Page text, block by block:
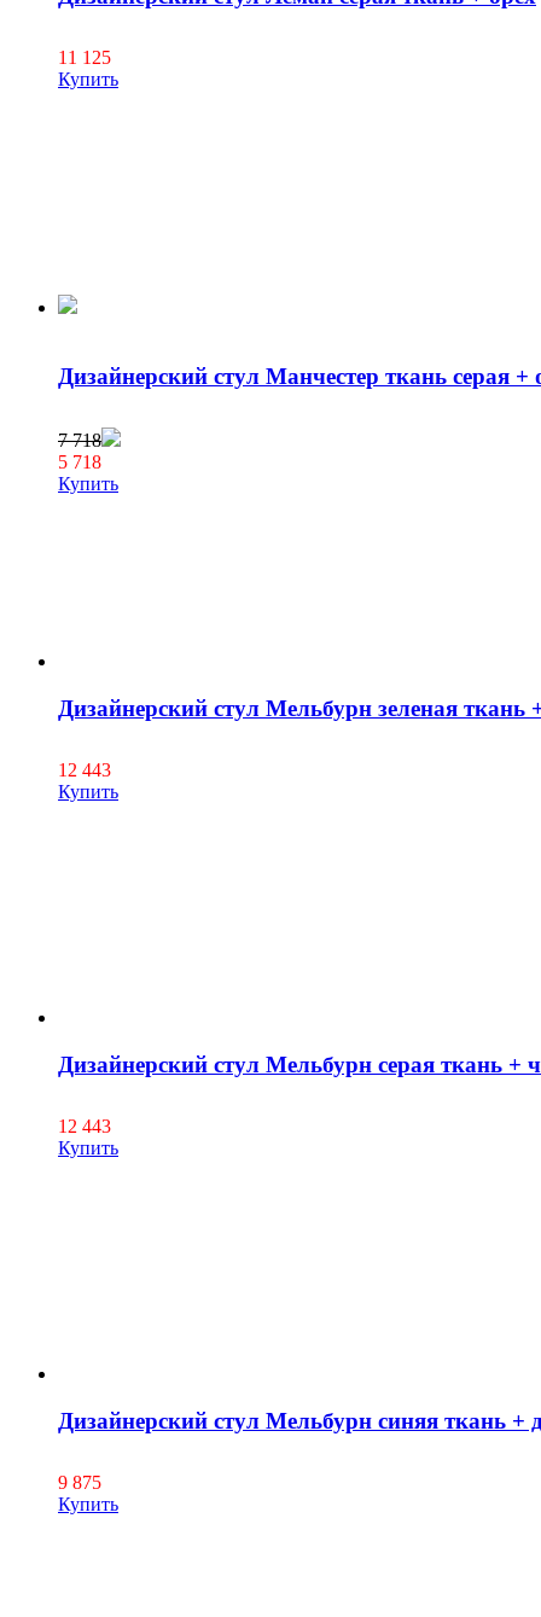
11 125
Купить
Дизайнерский стул Манчестер ткань серая +
7 718
5 718
Купить
Дизайнерский стул Мельбурн зеленая ткань
12 443
Купить
Дизайнерский стул Мельбурн серая ткань +
12 443
Купить
Дизайнерский стул Мельбурн синяя ткань +
9 875
Купить